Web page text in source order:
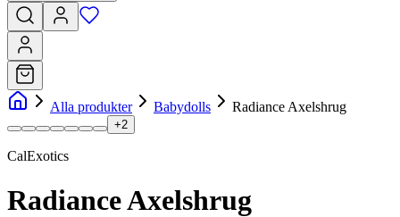
Alla produkter Babydolls Radiance Axelshrug
+2
CalExotics
Radiance Axelshrug